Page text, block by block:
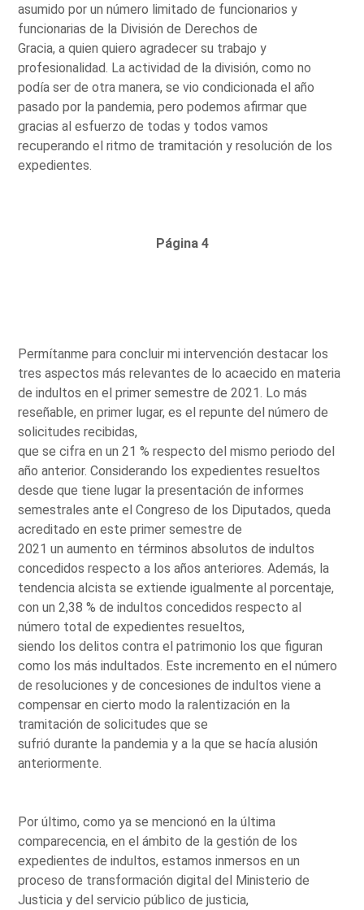
asumido por un número limitado de funcionarios y
funcionarias de la División de Derechos de
Gracia, a quien quiero agradecer su trabajo y
profesionalidad. La actividad de la división, como no
podía ser de otra manera, se vio condicionada el año
pasado por la pandemia, pero podemos afirmar que
gracias al esfuerzo de todas y todos vamos
recuperando el ritmo de tramitación y resolución de los
expedientes.
Página 4
Permítanme para concluir mi intervención destacar los
tres aspectos más relevantes de lo acaecido en materia
de indultos en el primer semestre de 2021. Lo más
reseñable, en primer lugar, es el repunte del número de
solicitudes recibidas,
que se cifra en un 21 % respecto del mismo periodo del
año anterior. Considerando los expedientes resueltos
desde que tiene lugar la presentación de informes
semestrales ante el Congreso de los Diputados, queda
acreditado en este primer semestre de
2021 un aumento en términos absolutos de indultos
concedidos respecto a los años anteriores. Además, la
tendencia alcista se extiende igualmente al porcentaje,
con un 2,38 % de indultos concedidos respecto al
número total de expedientes resueltos,
siendo los delitos contra el patrimonio los que figuran
como los más indultados. Este incremento en el número
de resoluciones y de concesiones de indultos viene a
compensar en cierto modo la ralentización en la
tramitación de solicitudes que se
sufrió durante la pandemia y a la que se hacía alusión
anteriormente.
Por último, como ya se mencionó en la última
comparecencia, en el ámbito de la gestión de los
expedientes de indultos, estamos inmersos en un
proceso de transformación digital del Ministerio de
Justicia y del servicio público de justicia,